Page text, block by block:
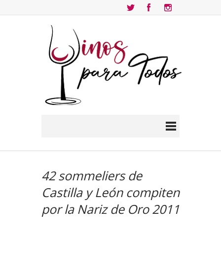
42 sommeliers de
Castilla y León compiten
por la Nariz de Oro 2011